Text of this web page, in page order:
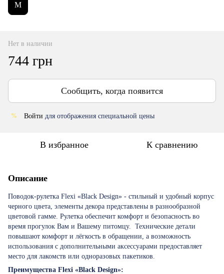
M
Нет в наличии
744 грн
Сообщить, когда появится
% Войти для отображения специальной цены
В избранное К сравнению
Описание
Поводок-рулетка Flexi «Black Design» - cтильный и удобный корпус
черного цвета, элементы декора представлены в разнообразной
цветовой гамме. Рулетка обеспечит комфорт и безопасность во
время прогулок Вам и Вашему питомцу. Технические детали
повышают комфорт и лёгкость в обращении, а возможность
использования с дополнительными аксессуарами предоставляет
место для лакомств или одноразовых пакетиков.
Преимущества Flexi «Black Design»: